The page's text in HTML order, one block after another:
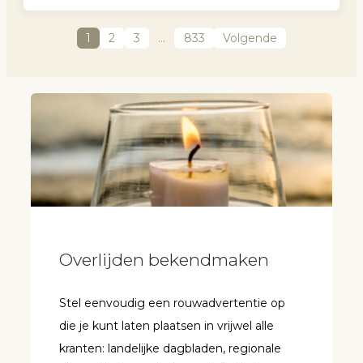
1 2 3 … 833 Volgende
Overlijden bekendmaken
Stel eenvoudig een rouwadvertentie op
die je kunt laten plaatsen in vrijwel alle
kranten: landelijke dagbladen, regionale